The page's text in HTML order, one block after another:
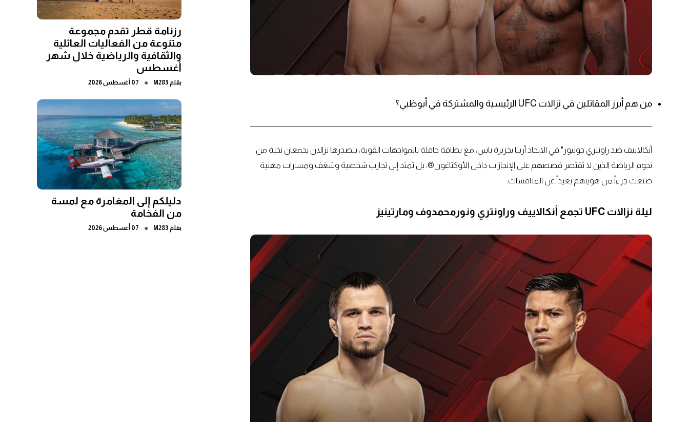
من هم أبرز المقاتلين في نزالات UFC الرئيسية والمشتركة في أبوظبي؟
أنكالاييف ضد راونتري جونيور" في الاتحاد أرينا بجزيرة ياس، مع بطاقة حافلة بالمواجهات القوية، يتصدرها نزالان يجمعان نخبة من
نجوم الرياضة الذين لا تقتصر قصصهم على الإنجازات داخل الأوكتاغون®، بل تمتد إلى تجارب شخصية وشغف ومسارات مهنية
صنعت جزءاً من هويتهم بعيداً عن المنافسات.
ليلة نزالات UFC تجمع أنكالاييف وراونتري ونورمحمدوف ومارتينيز
رزنامة قطر تقدم مجموعة
متنوعة من الفعاليات العائلية
والثقافية والرياضية خلال شهر
أغسطس
بقلم M283
● 07 أغسطس 2026
دليلكم إلى المغامرة مع لمسة
من الفخامة
بقلم M283
● 07 أغسطس 2026